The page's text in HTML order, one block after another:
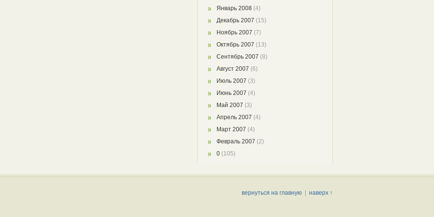
Январь 2008 (4)
Декабрь 2007 (15)
Ноябрь 2007 (7)
Октябрь 2007 (13)
Сентябрь 2007 (8)
Август 2007 (6)
Июль 2007 (3)
Июнь 2007 (4)
Май 2007 (3)
Апрель 2007 (4)
Март 2007 (4)
Февраль 2007 (2)
0 (105)
вернуться на главную| наверх ↑